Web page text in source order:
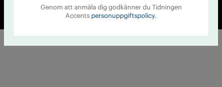
Cookiepolicy
Personuppgiftspolicy
Genom att anmäla dig godkänner du Tidningen
Accents personuppgiftspolicy.